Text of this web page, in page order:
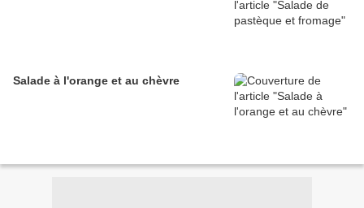
Salade à l'orange et au chèvre